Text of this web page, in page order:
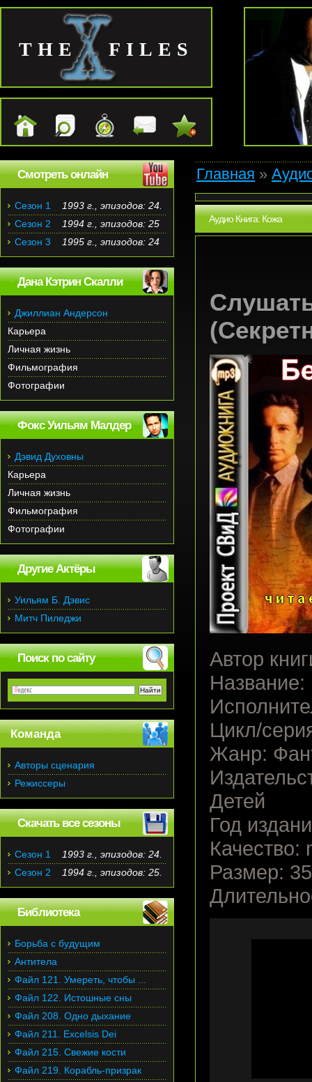
THE FILES
Главная »
Аудио Книга: Кожа
Автор
Цикл/
Жанр:
Детей
Год
Качество:
Размер:
Смотреть онлайн
Сезон 1
1993 г., эпизодов: 24.
Сезон 2
1994 г., эпизодов: 25
Сезон 3
1995 г., эпизодов: 24
Дана Кэтрин Скалли
Джиллиан Андерсон
Карьера
Личная жизнь
Фильмография
Фотографии
Фокс Уильям Малдер
Дэвид Духовны
Карьера
Личная жизнь
Фильмография
Фотографии
Другие Актёры
Уильям Б. Дэвис
Митч Пиледжи
Поиск по сайту
Команда
Авторы сценария
Режиссеры
Скачать все сезоны
Сезон 1
1993 г., эпизодов: 24.
Сезон 2
1994 г., эпизодов: 25.
Библиотека
Борьба с будущим
Антитела
Файл 121. Умереть, чтобы ...
Файл 122. Истошные сны
Файл 208. Одно дыхание
Файл 211. Excelsis Dei
Файл 215. Свежие кости
Файл 219. Корабль-призрак